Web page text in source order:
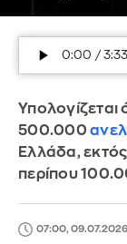
Υπολογίζεται
500.000
Ελλάδα,
περίπου
07:00, 09.07.2026